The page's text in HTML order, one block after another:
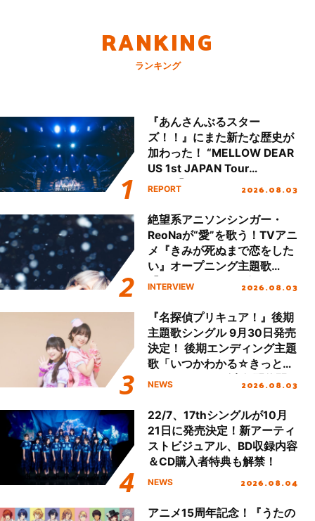
RANKING
ランキング
『あんさんぶるスター
ズ！！』にまた新たな歴史が
加わった！ “MELLOW DEAR
US 1st JAPAN Tour
Final「NICE to meet YOU
ート!!
REPORT 2026.08.03
絶望系アニソンシンガー・
ReoNaが“愛”を歌う！TVアニ
メ『きみが死ぬまで恋をした
い』オープニング主題歌
「Amore」インタビュー
INTERVIEW 2026.08.03
『名探偵プリキュア！』後期
主題歌シングル 9月30日発売
決定！ 後期エンディング主題
歌「いつかわかる☆きっとあ
える」TVサイズ先行配信開
NEWS 2026.08.03
22/7、17thシングルが10月
21日に発売決定！新アーティ
ストビジュアル、BD収録内容
＆CD購入者特典も解禁！
NEWS 2026.08.04
アニメ15周年記念！『うたの